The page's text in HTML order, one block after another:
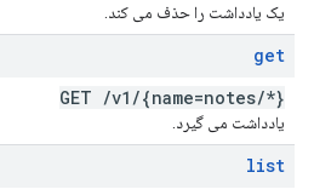
یک یادداشت را حذف می کند.
get
GET /v1 /{name=notes/*}
یادداشت می گیرد.
list